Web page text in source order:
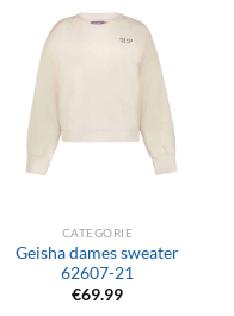
CATEGORIE
Geisha dames sweater
62607-21
€69.99